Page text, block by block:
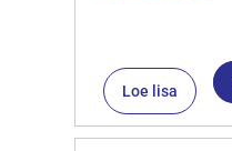
Loe lisa